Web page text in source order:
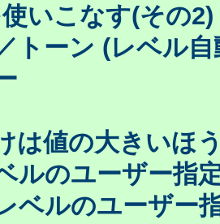
いこなす(その2)
トーン (レベル自
は値の大きいほ
ルのユーザー指
ベルのユーザー